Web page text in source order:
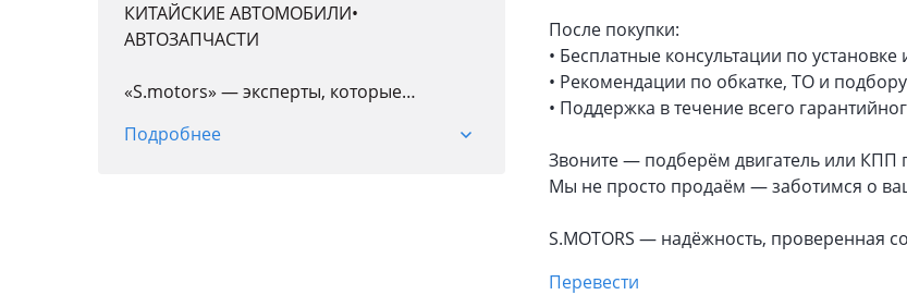
КИТАЙСКИЕ АВТОМОБИЛИ•
АВТОЗАПЧАСТИ
«S.motors» — эксперты, которые
в реальность!
Подробнее
После покупки:
• Бесплатные консультации по установке
• Рекомендации по обкатке, ТО и
• Поддержка в течение всего
Звоните — подберём двигатель или
Мы не просто продаём — заботимся о
S.MOTORS — надёжность, проверенная
Перевести